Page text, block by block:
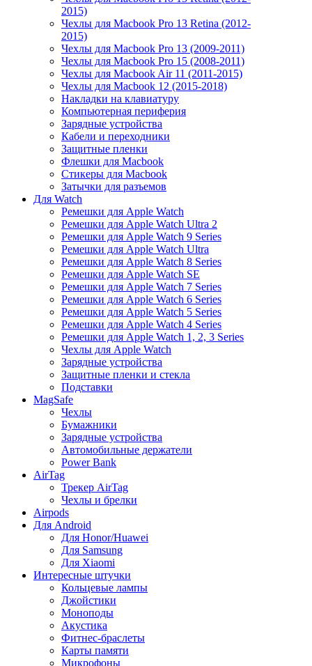
2015)
Чехлы для Macbook Pro 13 Retina (2012-
2015)
Чехлы для Macbook Pro 13 (2009-2011)
Чехлы для Macbook Pro 15 (2008-2011)
Чехлы для Macbook Air 11 (2011-2015)
Чехлы для Macbook 12 (2015-2018)
Накладки на клавиатуру
Компьютерная периферия
Зарядные устройства
Кабели и переходники
Защитные пленки
Флешки для Macbook
Стикеры для Macbook
Затычки для разъемов
Для Watch
Ремешки для Apple Watch
Ремешки для Apple Watch Ultra 2
Ремешки для Apple Watch 9 Series
Ремешки для Apple Watch Ultra
Ремешки для Apple Watch 8 Series
Ремешки для Apple Watch SE
Ремешки для Apple Watch 7 Series
Ремешки для Apple Watch 6 Series
Ремешки для Apple Watch 5 Series
Ремешки для Apple Watch 4 Series
Ремешки для Apple Watch 1, 2, 3 Series
Чехлы для Apple Watch
Зарядные устройства
Защитные пленки и стекла
Подставки
MagSafe
Чехлы
Бумажники
Зарядные устройства
Автомобильные держатели
Power Bank
AirTag
Трекер AirTag
Чехлы и брелки
Airpods
Для Android
Для Honor/Huawei
Для Samsung
Для Xiaomi
Интересные штучки
Кольцевые лампы
Джойстики
Моноподы
Акустика
Фитнес-браслеты
Карты памяти
Микрофоны